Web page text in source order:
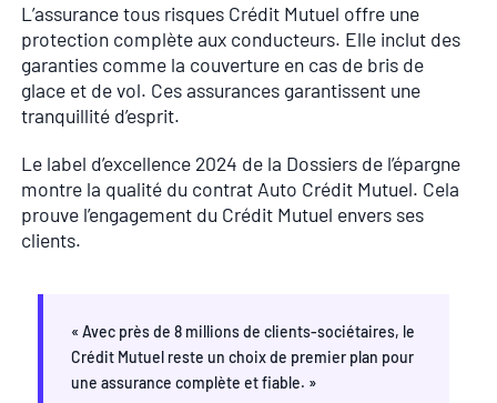
L’assurance tous risques Crédit Mutuel offre une
protection complète aux conducteurs. Elle inclut des
garanties comme la couverture en cas de bris de
glace et de vol. Ces assurances garantissent une
tranquillité d’esprit.
Le label d’excellence 2024 de la Dossiers de l’épargne
montre la qualité du contrat Auto Crédit Mutuel. Cela
prouve l’engagement du Crédit Mutuel envers ses
clients.
« Avec près de 8 millions de clients-sociétaires, le
Crédit Mutuel reste un choix de premier plan pour
une assurance complète et fiable. »